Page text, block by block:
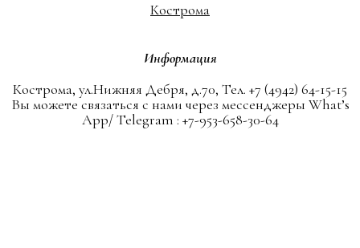
Кострома
Информация
Кострома, ул.Нижняя Дебря, д.70, Тел. +7 (4942) 64-15-15
Вы можете связаться с нами через мессенджеры What’s
App/ Telegram : +7-953-658-30-64